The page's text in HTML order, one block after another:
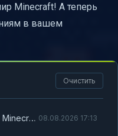
Minecraft! А теперь
в вашем
Очистить
Максимальный размер мира в Minecraft — что это и как настроить 08.08.2026 17:13